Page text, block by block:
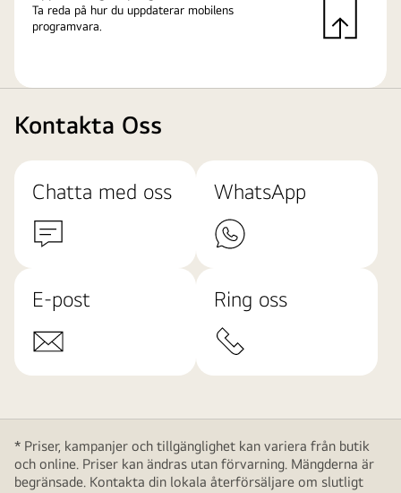
Ta reda på hur du uppdaterar mobilens
programvara.
Kontakta Oss
Chatta med oss WhatsApp
E-post Ring oss
* Priser, kampanjer och tillgänglighet kan variera från butik
och online. Priser kan ändras utan förvarning. Mängderna är
begränsade. Kontakta din lokala återförsäljare om slutligt